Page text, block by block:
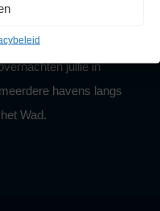
hoort zeker
jullie in
havens langs
Wad.